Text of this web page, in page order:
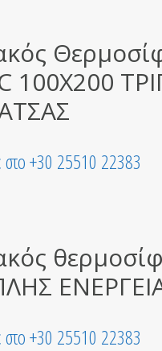
100X200
στο +30 25510 22383
στο +30 25510 22383